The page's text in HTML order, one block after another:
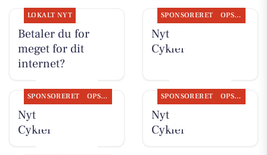
LOKALT NYT
Betaler du for
meget for dit
internet?
SPONSORERET OPSLAGSTAVLEN
Nyt fra Per P.
Cykler
SPONSORERET OPSLAGSTAVLEN
Nyt fra Per P.
Cykler
SPONSORERET OPSLAGSTAVLEN
Nyt fra Per P.
Cykler